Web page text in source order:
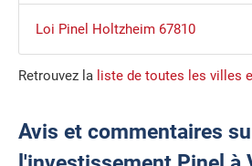
Loi Pinel Holtzheim 67810
Retrouvez la liste de toutes les villes
Avis et commentaires